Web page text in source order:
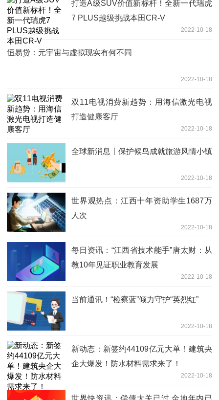
打造A级SUV价值新标杆！全新一代瑞虎
7 PLUS越级挑战本田CR-V
2022-10-18
恒易贷：元宇宙与虚拟现实有何不同
2022-10-18
双11电视消费新趋势：用海信激光电视
打造健康客厅
2022-10-18
全球新消息丨保护候鸟成就旅游风情小镇
2022-10-18
世界观热点：江西十年资助学生1687万
人次
2022-10-18
每日资讯：“江西省技术能手”唐太财：从
教10年见证职业教育发展
2022-10-18
当前通讯！“检察蓝”倾力守护“英烈红”
2022-10-18
新动态：新签约44109亿元大单！建筑央
企大爆发！防水材料需求来了！
2022-10-18
世界快资讯：偿债大关已过 金地年内已